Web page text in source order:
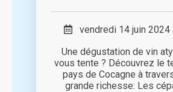
vendredi 14 juin 2024
Une dégustation de vin
vous tente ? Découvrez le
pays de Cocagne à
grande richesse: Les